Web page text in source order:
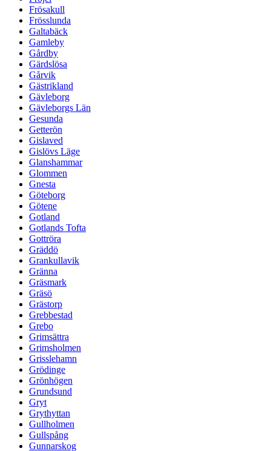
Frösakull
Frösslunda
Galtabäck
Gamleby
Gårdby
Gärdslösa
Gårvik
Gästrikland
Gävleborg
Gävleborgs Län
Gesunda
Getterön
Gislaved
Gislövs Läge
Glanshammar
Glommen
Gnesta
Göteborg
Götene
Gotland
Gotlands Tofta
Gottröra
Gräddö
Grankullavik
Gränna
Gräsmark
Gräsö
Grästorp
Grebbestad
Grebo
Grimsättra
Grimsholmen
Grisslehamn
Grödinge
Grönhögen
Grundsund
Gryt
Grythyttan
Gullholmen
Gullspång
Gunnarskog